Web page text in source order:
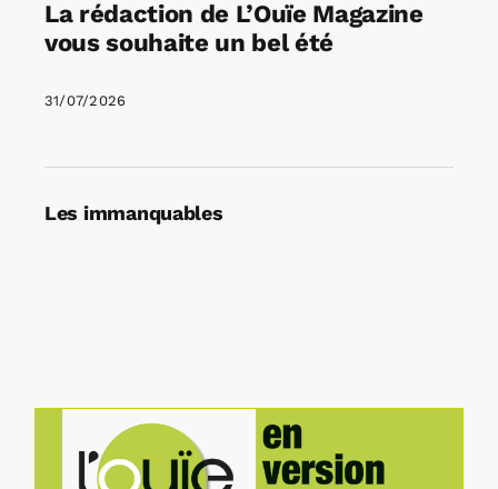
La rédaction de L’Ouïe Magazine
vous souhaite un bel été
31/07/2026
Les immanquables